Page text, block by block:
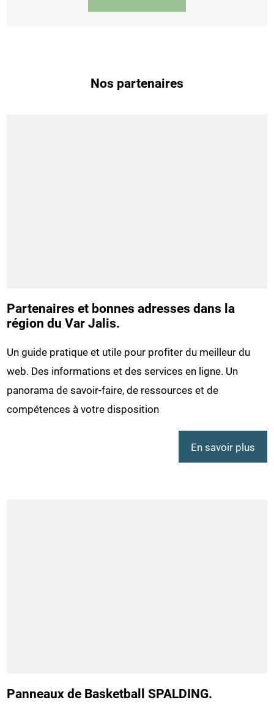
Nos partenaires
Partenaires et bonnes adresses dans la
région du Var Jalis.
Un guide pratique et utile pour profiter du meilleur du
web. Des informations et des services en ligne. Un
panorama de savoir-faire, de ressources et de
compétences à votre disposition
En savoir plus
Panneaux de Basketball SPALDING.